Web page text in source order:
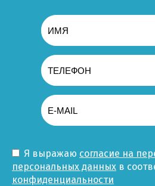
Я выражаю согласие на
персональных данных в
конфиденциальности